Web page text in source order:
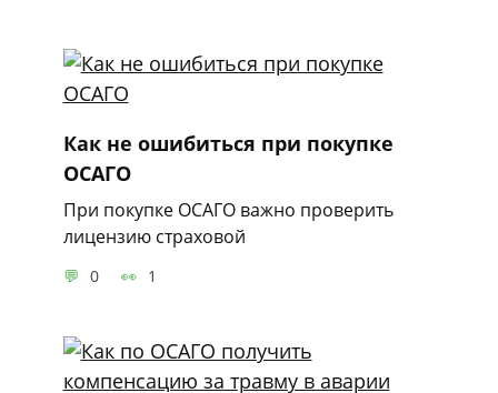
Как не ошибиться при покупке
ОСАГО
При покупке ОСАГО важно проверить
лицензию страховой
0 1